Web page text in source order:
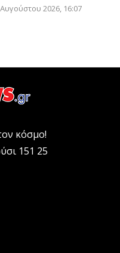
2026, 16:07
κόσμο!
151 25